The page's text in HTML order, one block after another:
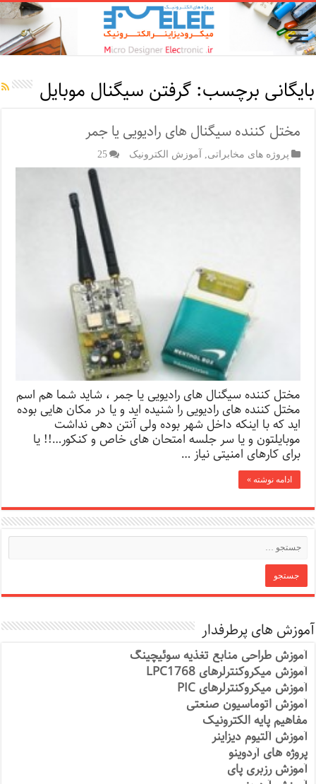
بایگانی برچسب:گرفتن سیگنال موبایل
مختل کننده سیگنال های رادیویی یا جمر
پروژه های مخابراتی آموزش الکترونیک 25
مختل کننده سیگنال های رادیویی یا جمر ، شاید شما هم اسم
مختل کننده های رادیویی را شنیده اید و یا در مکان هایی بوده
اید که با اینکه داخل شهر بوده ولی آنتن دهی نداشت
موبایلتون و یا سر جلسه امتحان های خاص و کنکور…!! یا
برای کارهای امنیتی نیاز …
ادامه نوشته »
آموزش های پرطرفدار
آموزش طراحی منابع تغذیه سوئیچینگ
آموزش میکروکنترلرهای LPC1768
آموزش میکروکنترلرهای PIC
آموزش اتوماسیون صنعتی
مفاهیم پایه الکترونیک
آموزش آلتیوم دیزاینر
پروژه های آردوینو
آموزش رزبری پای